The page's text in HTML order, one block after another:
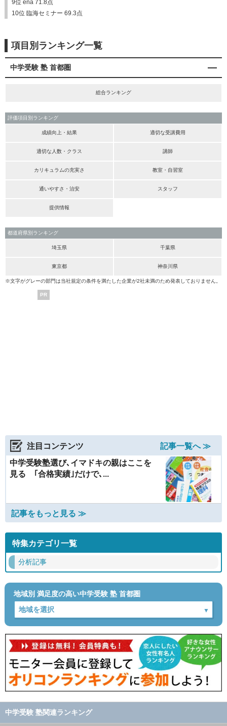
9位 ena 71.8点
10位 臨海セミナー 69.3点
項目別ランキング一覧
中学受験 塾 首都圏
総合ランキング
評価項目別ランキング
成績向上・結果 適切な受講費用
適切な人数・クラス 講師
カリキュラムの充実さ 教室・自習室
通いやすさ・治安 スタッフ
提供情報
都道府県別ランキング
埼玉県 千葉県
東京都 神奈川県
※文字がグレーの部門は当社規定の条件を満たした企業が2社未満のため発表しておりません。
PR
注目コンテンツ
記事一覧へ ≫
中学受験塾選び､イマドキの親はここを
見る ｢合格実績｣だけで､...
記事をもっと見る ≫
特集カテゴリ一覧
分析記事
地域別 満足度の高い中学受験 塾 首都圏
中学受験 塾関連ランキング